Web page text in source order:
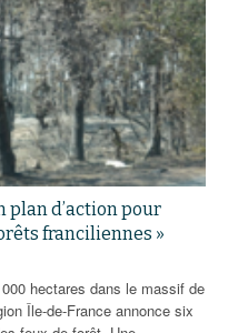
plan d’action pour
franciliennes »
hectares dans le massif de
Île-de-France annonce six